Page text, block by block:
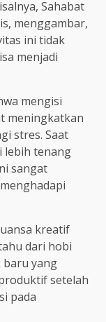
Sahabat
menggambar,
ini tidak
menjadi
mengisi
meningkatkan
stres. Saat
lebih tenang
sangat
kreatif
dari hobi
yang
setelah
pada